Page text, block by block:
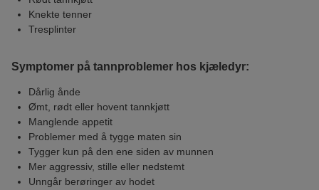
Knekte tenner
Tresplinter
Symptomer på tannproblemer hos kjæledyr:
Dårlig ånde
Ømt, rødt eller hovent tannkjøtt
Manglende appetit
Problemer med å tygge maten sin
Tygger kun på den ene siden av munnen
Mer aggressiv, stille eller nedstemt
Unngår berøringer av hodet